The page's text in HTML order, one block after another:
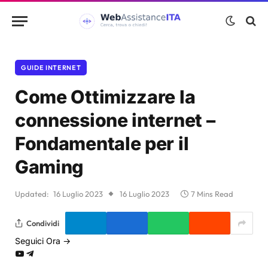
GUIDE INTERNET
Come Ottimizzare la
connessione internet –
Fondamentale per il
Gaming
Updated: 16 Luglio 2023 16 Luglio 2023 7 Mins Read
Condividi
Seguici Ora →
GoogleYouTube